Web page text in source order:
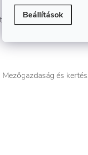
Beállítások
anyagból készült,
és